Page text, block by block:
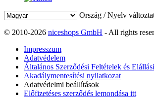
Ország / Nyelv
© 2010-2026 niceshops GmbH - All rights
Impresszum
Adatvédelem
Általános Szerződési Feltételek és
Akadálymentesítési nyilatkozat
Adatvédelmi beállítások
Előfizetéses szerződés lemondása itt